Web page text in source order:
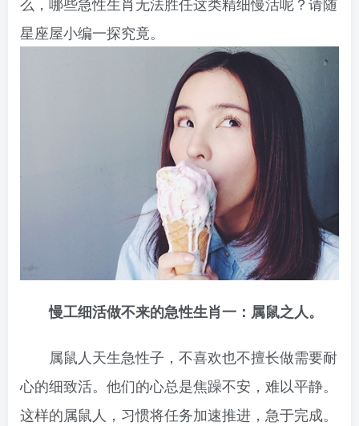
星座屋小编一探究竟。
慢工细活做不来的急性生肖一：属鼠之人。
属鼠人天生急性子，不喜欢也不擅长做需要耐
心的细致活。他们的心总是焦躁不安，难以平静。
这样的属鼠人，习惯将任务加速推进，急于完成。